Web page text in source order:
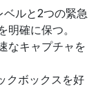
ルと2つの緊急
確に保つ。
なキャプチャを
クボックスを好